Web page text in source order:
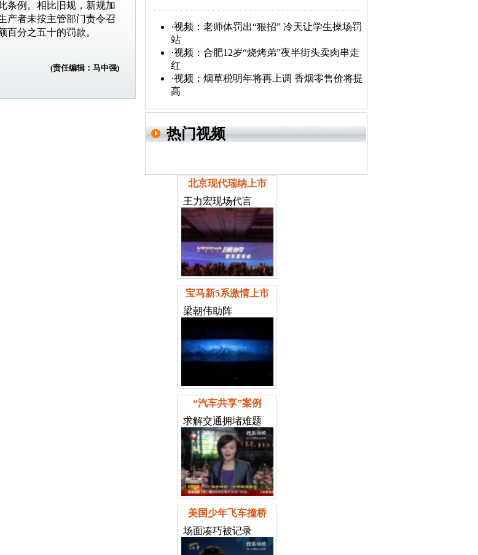
条例。相比旧规，新规加
产者未按主管部门责令召
分之五十的罚款。
(责任编辑：马中强)
·视频：老师体罚出“狠招” 冷天让学生操场罚
站
·视频：合肥12岁“烧烤弟”夜半街头卖肉串走
红
·视频：烟草税明年将再上调 香烟零售价将提
高
热门视频
北京现代瑞纳上市
王力宏现场代言
宝马新5系激情上市
梁朝伟助阵
“汽车共享”案例
求解交通拥堵难题
美国少年飞车撞桥
场面凑巧被记录